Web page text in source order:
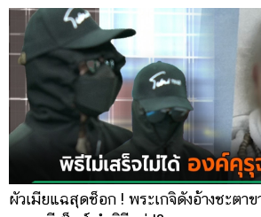
ผัวเมียแฉสุดช็อก ! พระเกจิดังอ้างชะตา